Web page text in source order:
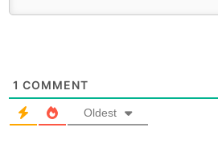
1 COMMENT
Oldest